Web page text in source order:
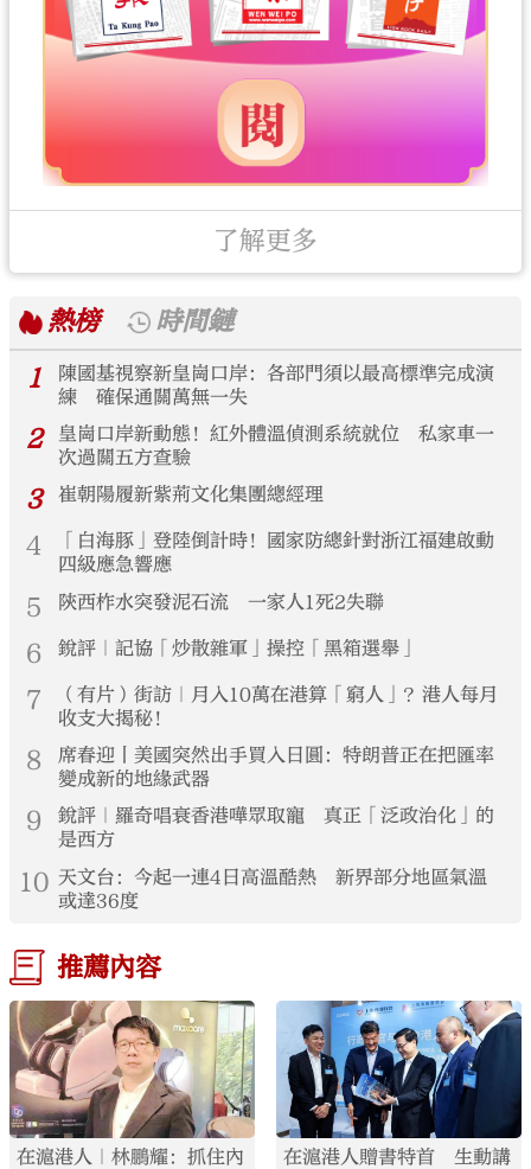
了解更多
熱榜
時間鏈
1
陳國基視察新皇崗口岸：各部門須以最高標準完成演
練 確保通關萬無一失
2
皇崗口岸新動態！紅外體溫偵測系統就位 私家車一
次過關五方查驗
3 崔朝陽履新紫荊文化集團總經理
4
「白海豚」登陸倒計時！國家防總針對浙江福建啟動
四級應急響應
5 陝西柞水突發泥石流 一家人1死2失聯
6 銳評｜記協「炒散雜軍」操控「黑箱選舉」
7
（有片）街訪｜月入10萬在港算「窮人」？港人每月
收支大揭秘！
8
席春迎丨美國突然出手買入日圓：特朗普正在把匯率
變成新的地緣武器
9
銳評｜羅奇唱衰香港嘩眾取寵 真正「泛政治化」的
是西方
10 天文台：今起一連4日高溫酷熱 新界部分地區氣溫
或達36度
推薦內容
在滬港人｜林鵬耀：抓住內
在滬港人贈書特首 生動講